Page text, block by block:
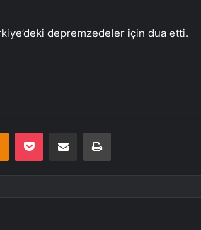
depremzedeler için dua etti.
Odnoklassniki
Pocket E-Posta ile paylaş Yazdır